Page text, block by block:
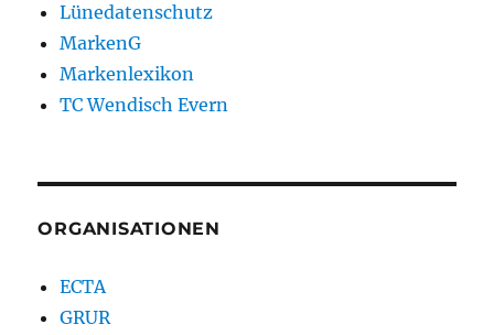
Lünedatenschutz
MarkenG
Markenlexikon
TC Wendisch Evern
ORGANISATIONEN
ECTA
GRUR